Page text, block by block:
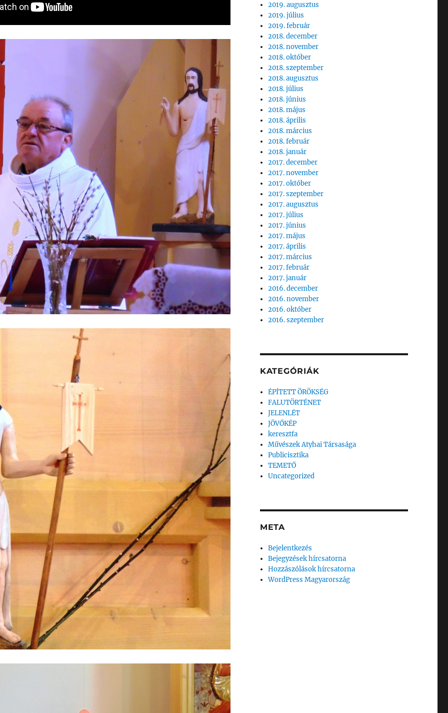
2019. augusztus
2019. július
2019. február
2018. december
2018. november
2018. október
2018. szeptember
2018. augusztus
2018. július
2018. június
2018. május
2018. április
2018. március
2018. február
2018. január
2017. december
2017. november
2017. október
2017. szeptember
2017. augusztus
2017. július
2017. június
2017. május
2017. április
2017. március
2017. február
2017. január
2016. december
2016. november
2016. október
2016. szeptember
KATEGÓRIÁK
ÉPÍTETT ÖRÖKSÉG
FALUTÖRTÉNET
JELENLÉT
JÖVŐKÉP
keresztfa
Művészek Atyhai Társasága
Publicisztika
TEMETŐ
Uncategorized
META
Bejelentkezés
Bejegyzések hírcsatorna
Hozzászólások hírcsatorna
WordPress Magyarország